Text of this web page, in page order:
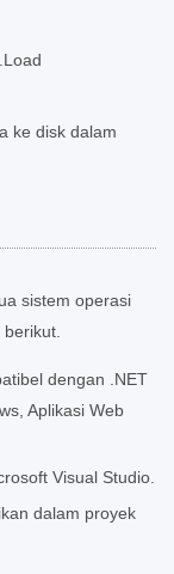
ke disk dalam
sistem operasi
dengan .NET
Aplikasi Web
Visual Studio.
dalam proyek